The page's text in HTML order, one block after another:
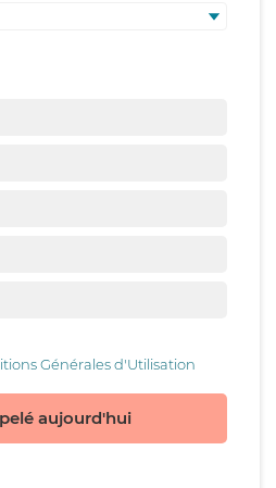
Générales d'Utilisation
aujourd'hui